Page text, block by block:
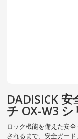
DADISICK
チ OX-W3
ロック機能を備えた安
されるまで、安全ガー